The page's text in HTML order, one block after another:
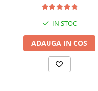
IN STOC
ADAUGA IN COS